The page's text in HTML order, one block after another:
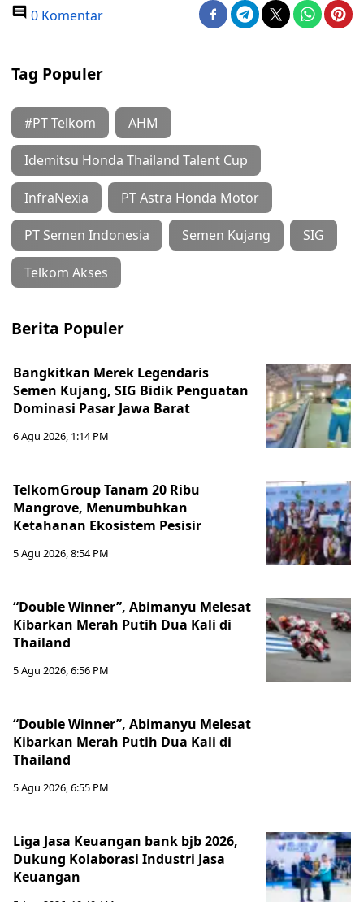
0 Komentar
Tag Populer
#PT Telkom AHM
Idemitsu Honda Thailand Talent Cup
InfraNexia PT Astra Honda Motor
PT Semen Indonesia Semen Kujang SIG
Telkom Akses
Berita Populer
Bangkitkan Merek Legendaris
Semen Kujang, SIG Bidik Penguatan
Dominasi Pasar Jawa Barat
6 Agu 2026, 1:14 PM
TelkomGroup Tanam 20 Ribu
Mangrove, Menumbuhkan
Ketahanan Ekosistem Pesisir
5 Agu 2026, 8:54 PM
“Double Winner”, Abimanyu Melesat
Kibarkan Merah Putih Dua Kali di
Thailand
5 Agu 2026, 6:56 PM
“Double Winner”, Abimanyu Melesat
Kibarkan Merah Putih Dua Kali di
Thailand
5 Agu 2026, 6:55 PM
Liga Jasa Keuangan bank bjb 2026,
Dukung Kolaborasi Industri Jasa
Keuangan